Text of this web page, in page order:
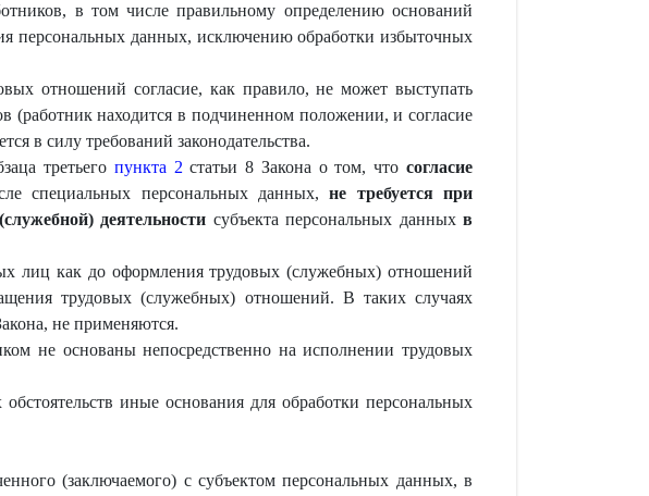
в том числе правильному определению оснований
персональных данных, исключению обработки избыточных
отношений согласие, как правило, не может выступать
(работник находится в подчиненном положении, и согласие
в силу требований законодательства.
третьего пункта 2 статьи 8 Закона о том, чтосогласие
специальных персональных данных,не требуется при
деятельности субъекта персональных данных в
лиц как до оформления трудовых (служебных) отношений
трудовых (служебных) отношений. В таких случаях
не применяются.
не основаны непосредственно на исполнении трудовых
иные основания для обработки персональных
(заключаемого) с субъектом персональных данных, в